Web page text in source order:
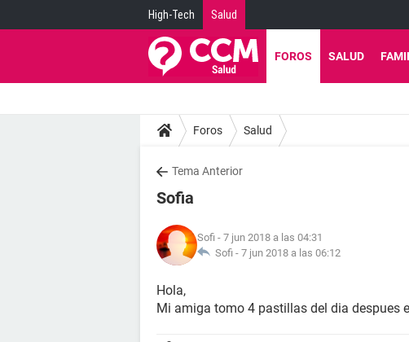
High-Tech Salud
FOROS SALUD
Foros Salud
Tema Anterior
Sofia
Sofi - 7 jun 2018 a las 04:31
Sofi - 7 jun 2018 a las 06:12
Hola,
Mi amiga tomo 4 pastillas del dia despues